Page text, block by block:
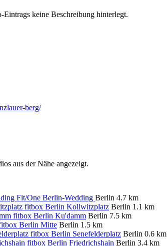
Eintrags keine Beschreibung hinterlegt.
berg/
aus der Nähe angezeigt.
Fit/One Berlin-Wedding Berlin 4.7 km
fitbox Berlin Kollwitzplatz Berlin 1.1 km
fitbox Berlin Ku'damm Berlin 7.5 km
Berlin Mitte Berlin 1.5 km
fitbox Berlin Senefelderplatz Berlin 0.6 km
fitbox Berlin Friedrichshain Berlin 3.4 km